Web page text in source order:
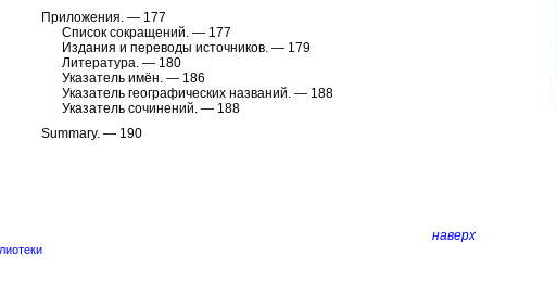
Приложения. — 177
Список сокращений. — 177
Издания и переводы источников. — 179
Литература. — 180
Указатель имён. — 186
Указатель географических названий. — 188
Указатель сочинений. — 188
Summary. — 190
наверх